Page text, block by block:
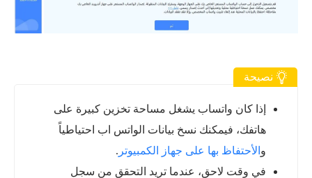
نصيحة
إذا كان واتساب يشغل مساحة تخزين كبيرة على
هاتفك، فيمكنك نسخ بيانات الواتس اب احتياطياً
و الأحتفاظ بها على جهاز الكمبيوتر .
في وقت لاحق، عندما تريد التحقق من سجل